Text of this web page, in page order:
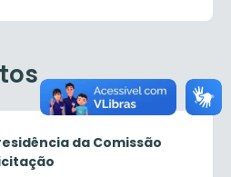
da Comissão